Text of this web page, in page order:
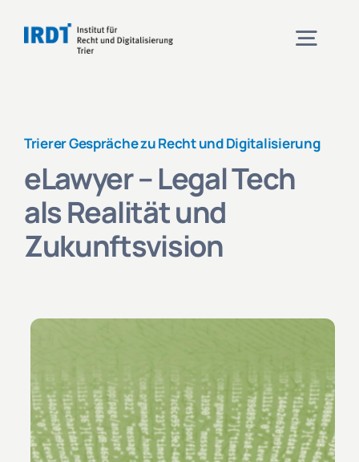
Inhalt
Veranstaltungen
Projekte
Trierer Gespräche zu Recht und Digitalisierung
eLawyer – Legal Tech
als Realität und
Zukunftsvision